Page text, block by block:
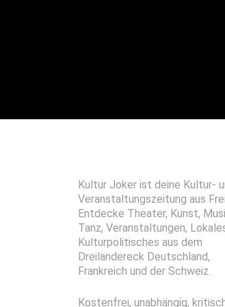
Kultur Joker ist deine Kultur-
Veranstaltungszeitung aus
Entdecke Theater, Kunst,
Tanz, Veranstaltungen,
Kulturpolitisches aus dem
Dreiländereck Deutschland,
Frankreich und der Schweiz.
Kostenfrei, unabhängig,